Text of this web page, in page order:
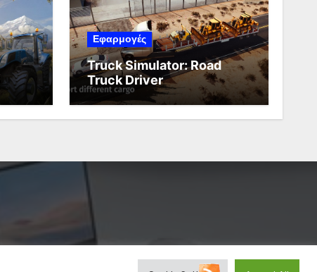
Εφαρμογές
Truck Simulator: Road
Truck Driver